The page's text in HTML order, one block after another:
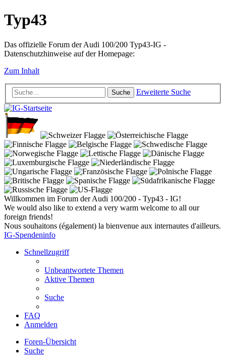
Typ43
Das offizielle Forum der Audi 100/200 Typ43-IG -
Datenschutzhinweise auf der Homepage:
Zum Inhalt
Suche Erweiterte Suche
Willkommen im Forum der Audi 100/200 - Typ43 - IG!
We would also like to extend a very warm welcome to all our
foreign friends!
Nous souhaitons (également) la bienvenue aux internautes d'ailleurs.
IG-Spendeninfo
Schnellzugriff
Unbeantwortete Themen
Aktive Themen
Suche
FAQ
Anmelden
Foren-Übersicht
Suche